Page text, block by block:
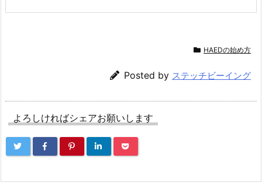
HAEDの始め方
Posted by ステッチビーイング
よろしければシェアお願いします